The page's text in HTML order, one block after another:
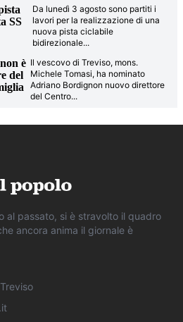
SS
Da lunedì 3 agosto sono partiti i
lavori per la realizzazione di una
nuova pista ciclabile
bidirezionale...
è
del
Il vescovo di Treviso, mons.
Michele Tomasi, ha nominato
Adriano Bordignon nuovo direttore
del Centro...
al passato, si è stravolto il quadro
ancora anima il giornale è